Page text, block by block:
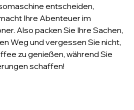
entscheiden,
Ihre Abenteuer im
Also packen Sie Ihre Sachen,
Weg und vergessen Sie nicht,
zu genießen, während Sie
schaffen!